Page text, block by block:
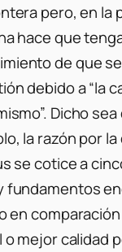
pero, en la
hace que
de que
debido a “la
Dicho
la razón por
se cotice a
fundamentos
en
o mejor calidad